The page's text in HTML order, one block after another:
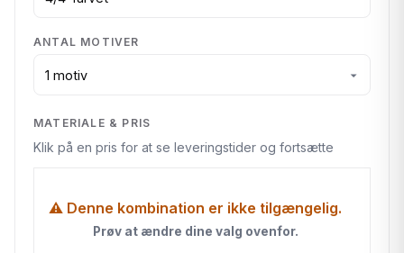
ANTAL MOTIVER
MATERIALE & PRIS
Klik på en pris for at se leveringstider og fortsætte
⚠ Denne kombination er ikke tilgængelig.
Prøv at ændre dine valg ovenfor.